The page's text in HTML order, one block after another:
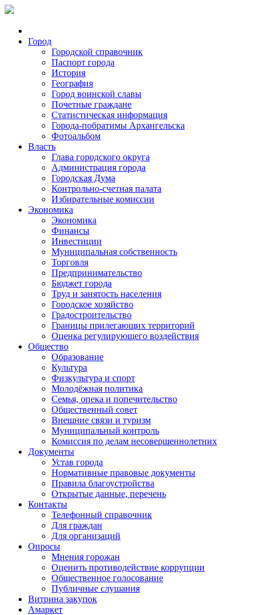
Город
Городской справочник
Паспорт города
История
География
Город воинской славы
Почетные граждане
Статистическая информация
Города-побратимы Архангельска
Фотоальбом
Власть
Глава городского округа
Администрация города
Городская Дума
Контрольно-счетная палата
Избирательные комиссии
Экономика
Экономика
Финансы
Инвестиции
Муниципальная собственность
Торговля
Предпринимательство
Бюджет города
Труд и занятость населения
Городское хозяйство
Градостроительство
Границы прилегающих территорий
Оценка регулирующего воздействия
Общество
Образование
Культура
Физкультура и спорт
Молодёжная политика
Семья, опека и попечительство
Общественный совет
Внешние связи и туризм
Муниципальный контроль
Комиссия по делам несовершеннолетних
Документы
Устав города
Нормативные правовые документы
Правила благоустройства
Открытые данные, перечень
Контакты
Телефонный справочник
Для граждан
Для организаций
Опросы
Мнения горожан
Оценить противодействие коррупции
Общественное голосование
Публичные слушания
Витрина закупок
Амаркет